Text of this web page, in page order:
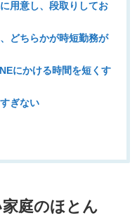
用意し、段取りしてお
どちらかが時短勤務が
にかける時間を短くす
ぎない
庭のほとん